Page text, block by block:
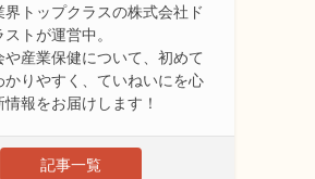
界トップクラスの株式会社ド
トが運営中。
産業保健について、初めて
かりやすく、ていねいにを心
報をお届けします！
記事一覧